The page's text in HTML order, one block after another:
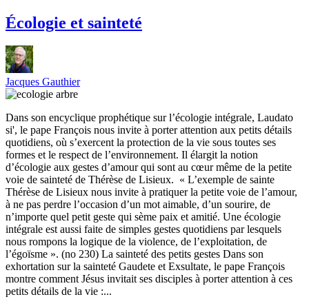
Écologie et sainteté
Jacques Gauthier
Dans son encyclique prophétique sur l’écologie intégrale, Laudato
si', le pape François nous invite à porter attention aux petits détails
quotidiens, où s’exercent la protection de la vie sous toutes ses
formes et le respect de l’environnement. Il élargit la notion
d’écologie aux gestes d’amour qui sont au cœur même de la petite
voie de sainteté de Thérèse de Lisieux. « L’exemple de sainte
Thérèse de Lisieux nous invite à pratiquer la petite voie de l’amour,
à ne pas perdre l’occasion d’un mot aimable, d’un sourire, de
n’importe quel petit geste qui sème paix et amitié. Une écologie
intégrale est aussi faite de simples gestes quotidiens par lesquels
nous rompons la logique de la violence, de l’exploitation, de
l’égoïsme ». (no 230) La sainteté des petits gestes Dans son
exhortation sur la sainteté Gaudete et Exsultate, le pape François
montre comment Jésus invitait ses disciples à porter attention à ces
petits détails de la vie :...